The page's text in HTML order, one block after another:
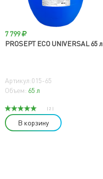
7 799
PROSEPT ECO UNIVERSAL 65 л
Артикул:015-65
Объем: 65 л
( 2 )
В корзину